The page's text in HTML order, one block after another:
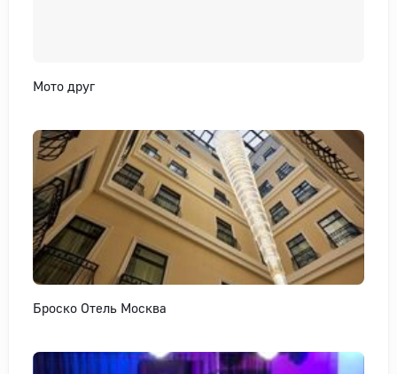
Мото друг
Броско Отель Москва